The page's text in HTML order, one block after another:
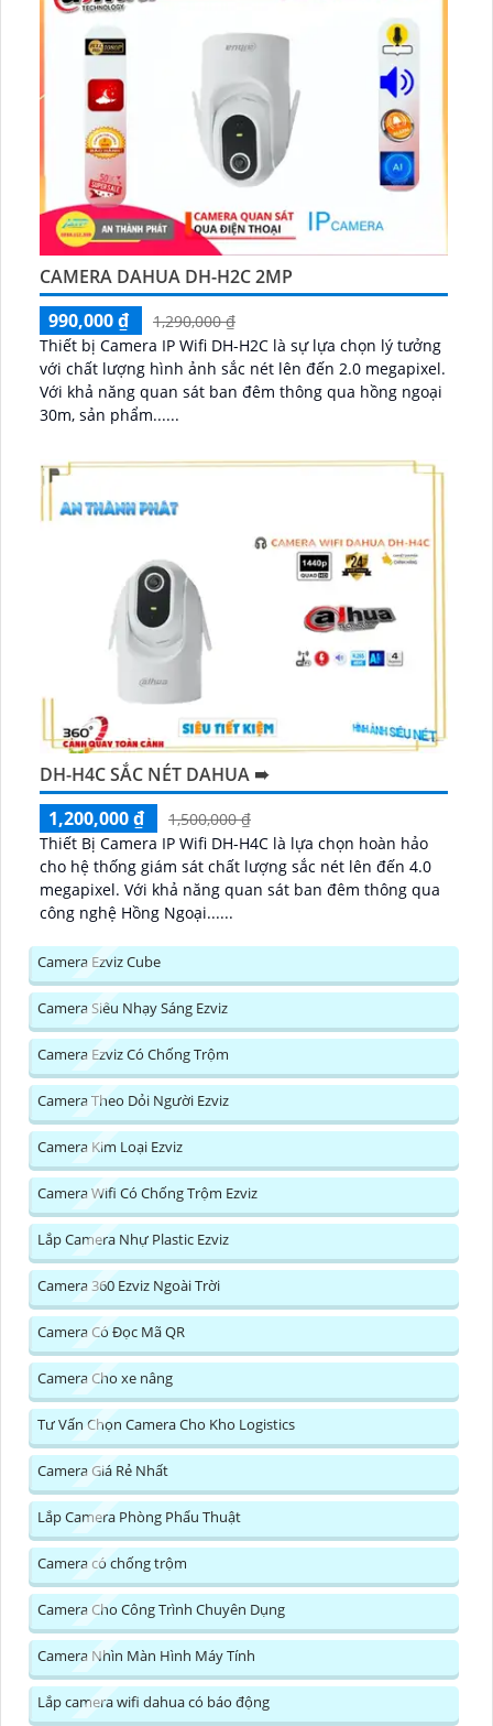
CAMERA DAHUA DH-H2C 2MP
990,000 ₫
1,290,000 ₫
Thiết bị Camera IP Wifi DH-H2C là sự lựa chọn lý tưởng
với chất lượng hình ảnh sắc nét lên đến 2.0 megapixel.
Với khả năng quan sát ban đêm thông qua hồng ngoại
30m, sản phẩm......
DH-H4C SẮC NÉT DAHUA ➠
1,200,000 ₫
1,500,000 ₫
Thiết Bị Camera IP Wifi DH-H4C là lựa chọn hoàn hảo
cho hệ thống giám sát chất lượng sắc nét lên đến 4.0
megapixel. Với khả năng quan sát ban đêm thông qua
công nghệ Hồng Ngoại......
Camera Ezviz Cube
Camera Siêu Nhạy Sáng Ezviz
Camera Ezviz Có Chống Trộm
Camera Theo Dỏi Người Ezviz
Camera Kim Loại Ezviz
Camera Wifi Có Chống Trộm Ezviz
Lắp Camera Nhự Plastic Ezviz
Camera 360 Ezviz Ngoài Trời
Camera Có Đọc Mã QR
Camera Cho xe nâng
Tư Vấn Chọn Camera Cho Kho Logistics
Camera Giá Rẻ Nhất
Lắp Camera Phòng Phẩu Thuật
Camera có chống trộm
Camera Cho Công Trình Chuyên Dụng
Camera Nhìn Màn Hình Máy Tính
Lắp camera wifi dahua có báo động